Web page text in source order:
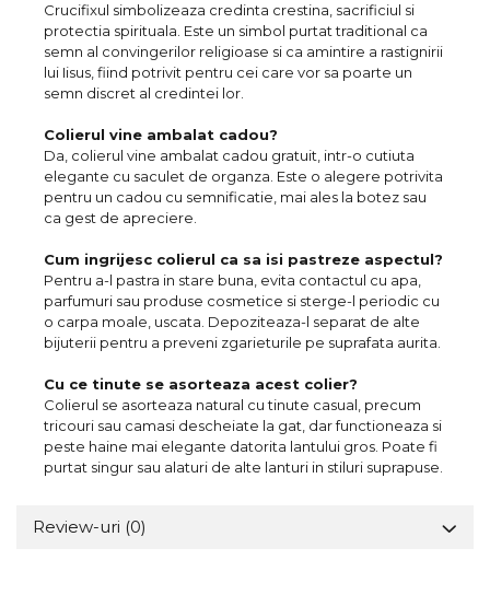
Crucifixul simbolizeaza credinta crestina, sacrificiul si
protectia spirituala. Este un simbol purtat traditional ca
semn al convingerilor religioase si ca amintire a rastignirii
lui Iisus, fiind potrivit pentru cei care vor sa poarte un
semn discret al credintei lor.
Colierul vine ambalat cadou?
Da, colierul vine ambalat cadou gratuit, intr-o cutiuta
elegante cu saculet de organza. Este o alegere potrivita
pentru un cadou cu semnificatie, mai ales la botez sau
ca gest de apreciere.
Cum ingrijesc colierul ca sa isi pastreze aspectul?
Pentru a-l pastra in stare buna, evita contactul cu apa,
parfumuri sau produse cosmetice si sterge-l periodic cu
o carpa moale, uscata. Depoziteaza-l separat de alte
bijuterii pentru a preveni zgarieturile pe suprafata aurita.
Cu ce tinute se asorteaza acest colier?
Colierul se asorteaza natural cu tinute casual, precum
tricouri sau camasi descheiate la gat, dar functioneaza si
peste haine mai elegante datorita lantului gros. Poate fi
purtat singur sau alaturi de alte lanturi in stiluri suprapuse.
Review-uri (0)